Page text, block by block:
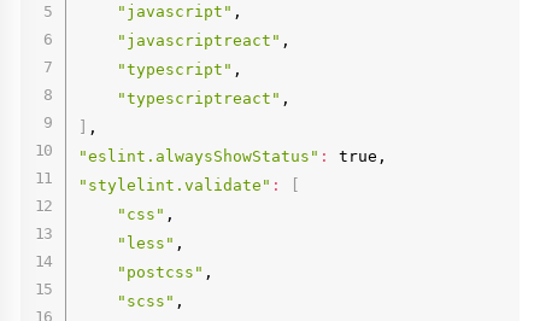
"javascript" ,
"javascriptreact" ,
"typescript" ,
"typescriptreact"
"eslint.alwaysShowStatus" :
"stylelint.validate" :
"css" ,
"less" ,
"postcss" ,
"scss" ,